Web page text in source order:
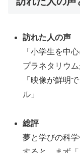
訪れた人の声
「小学生を中
プラネタリウム
「映像が鮮明
ル」
総評
夢と学びの科